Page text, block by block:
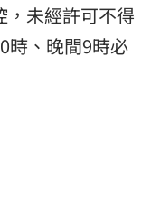
，未經許可不得
時、晚間9時必